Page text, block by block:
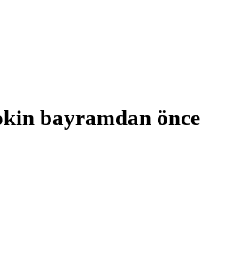
bayramdan önce